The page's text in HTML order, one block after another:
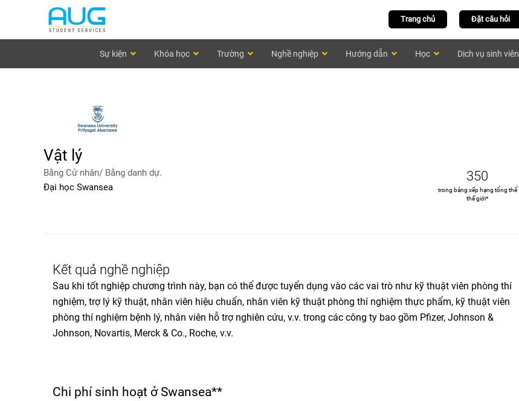
Đặt câu hỏi
Trang chủ
Sự kiện Khóa học Trường Nghề nghiệp Hướng dẫn Học Dịch vụ sinh viên
Vật lý
Bằng Cử nhân/ Bằng danh dự.
Đại học Swansea
350
trong bảng xếp hạng tổng thể
thế giới*
Kết quả nghề nghiệp
Sau khi tốt nghiệp chương trình này, bạn có thể được tuyển dụng vào các vai trò như kỹ thuật viên phòng thí
nghiệm, trợ lý kỹ thuật, nhân viên hiệu chuẩn, nhân viên kỹ thuật phòng thí nghiệm thực phẩm, kỹ thuật viên
phòng thí nghiệm bệnh lý, nhân viên hỗ trợ nghiên cứu, v.v. trong các công ty bao gồm Pfizer, Johnson &
Johnson, Novartis, Merck & Co., Roche, v.v.
Chi phí sinh hoạt ở Swansea**